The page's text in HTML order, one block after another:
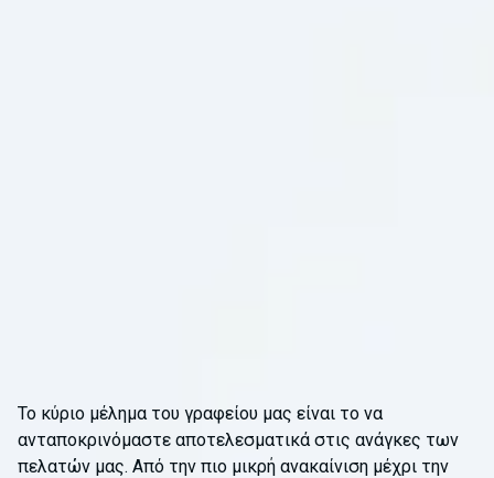
Το κύριο μέλημα του γραφείου μας είναι το να
ανταποκρινόμαστε αποτελεσματικά στις ανάγκες των
πελατών μας. Από την πιο μικρή ανακαίνιση μέχρι την